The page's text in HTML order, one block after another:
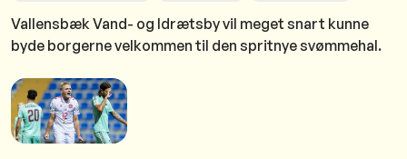
Vallensbæk Vand- og Idrætsby vil meget snart kunne
byde borgerne velkommen til den spritnye svømmehal.